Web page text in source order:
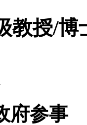
教授/博
府参事